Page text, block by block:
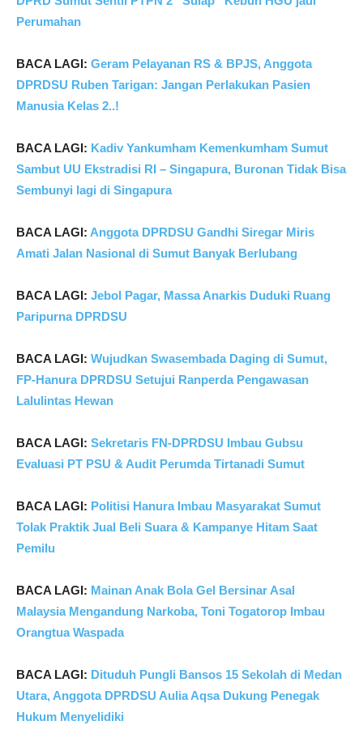
Perumahan
BACA LAGI: Geram Pelayanan RS & BPJS, Anggota
DPRDSU Ruben Tarigan: Jangan Perlakukan Pasien
Manusia Kelas 2..!
BACA LAGI: Kadiv Yankumham Kemenkumham Sumut
Sambut UU Ekstradisi RI – Singapura, Buronan Tidak Bisa
Sembunyi lagi di Singapura
BACA LAGI: Anggota DPRDSU Gandhi Siregar Miris
Amati Jalan Nasional di Sumut Banyak Berlubang
BACA LAGI: Jebol Pagar, Massa Anarkis Duduki Ruang
Paripurna DPRDSU
BACA LAGI: Wujudkan Swasembada Daging di Sumut,
FP-Hanura DPRDSU Setujui Ranperda Pengawasan
Lalulintas Hewan
BACA LAGI: Sekretaris FN-DPRDSU Imbau Gubsu
Evaluasi PT PSU & Audit Perumda Tirtanadi Sumut
BACA LAGI: Politisi Hanura Imbau Masyarakat Sumut
Tolak Praktik Jual Beli Suara & Kampanye Hitam Saat
Pemilu
BACA LAGI: Mainan Anak Bola Gel Bersinar Asal
Malaysia Mengandung Narkoba, Toni Togatorop Imbau
Orangtua Waspada
BACA LAGI: Dituduh Pungli Bansos 15 Sekolah di Medan
Utara, Anggota DPRDSU Aulia Aqsa Dukung Penegak
Hukum Menyelidiki